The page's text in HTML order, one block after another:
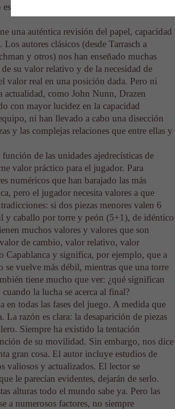
así, me limitaré a justificar mi opinión
una auténtica revisión del papel, capacidad
autores clásicos (desde Tarrasch a
y otros) nos han enseñado muchas
su valor relativo y de la necesidad de
valor real en una posición dada. Pero ni
actualidad, como John Nunn, Drazen
con mayor lucidez en la capacidad
ni han llevado a cabo una disección
y las complejas relaciones que entre ellas y
de las unidades ajedrecísticas de
valor práctico para el jugador. Para
numéricos que han barajado las más
pero el jugador necesita valores a que
si dos piezas menores valen 6
y caballo por torre y peón (5+1), de idéntico
muchos valores y valores que son
de cambio, valor relativo, valor
y significa, por ejemplo, que a
se vuelve más débil, mientras que una torre
tiene mucho que ver: ¿qué significan
la lucha se acerca al final?
en todas las fases del juego. A medida que
razón es clara: la desaparición de piezas
Siempre ha existido la tentación
de su movilidad. Sin embargo, nos dice
gran cosa. El autor incluye estudios de
valiosos y actualizados. El lector se
le parecían evidentes, dejarán de serlo.
alturas todo el mundo sabe ya. Pero las
a numerosos factores, no siempre